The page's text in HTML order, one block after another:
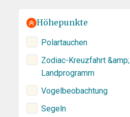
Höhepunkte
Polartauchen
Zodiac-Kreuzfahrt &amp;
Landprogramm
Vogelbeobachtung
Segeln